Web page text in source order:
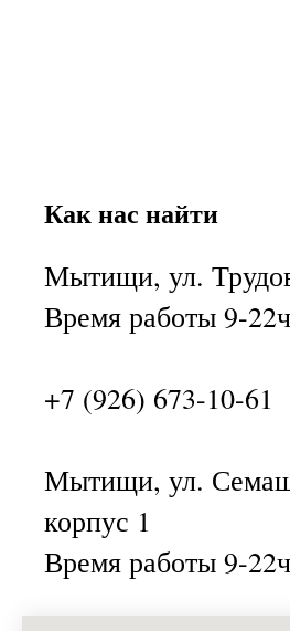
Как нас найти
Мытищи, ул.
Время работы 9-
+7 (926) 673-10-61
Мытищи, ул.
корпус 1
Время работы 9-